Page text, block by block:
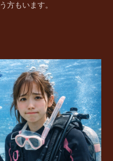
方もいます。